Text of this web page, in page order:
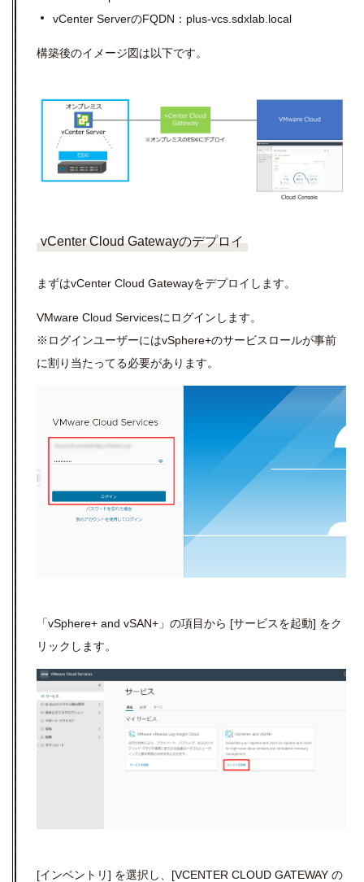
vCenter ServerのFQDN ： plus-vcs.sdxlab.local
構築後のイメージ図は以下です。
vCenter Cloud Gatewayのデプロイ
まずはvCenter Cloud Gatewayをデプロイします。
VMware Cloud Servicesにログインします。
※ログインユーザーにはvSphere+のサービスロールが事前
に割り当たってる必要があります。
「vSphere+ and vSAN+」の項目から [サービスを起動] をク
リックします。
[インベントリ] を選択し、 [VCENTER CLOUD GATEWAY の